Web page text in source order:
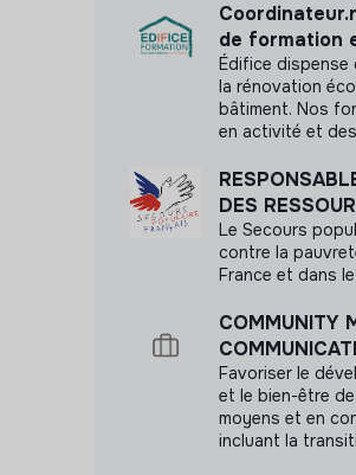
de formation
Édifice
la rénovation
bâtiment. Nos
en activité et
DES
Le Secours
contre la
France et dans
COMMUNITY
Favoriser le
et le bien-être
moyens et en
incluant la